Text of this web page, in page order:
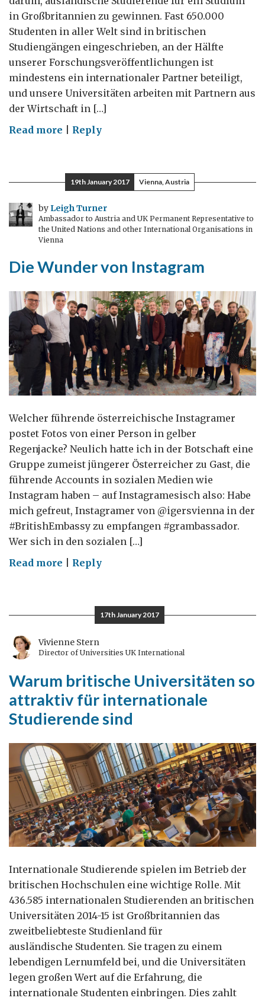
in Großbritannien zu gewinnen. Fast 650.000
Studenten in aller Welt sind in britischen
Studiengängen eingeschrieben, an der Hälfte
unserer Forschungsveröffent­lichungen ist
mindestens ein internationaler Partner beteiligt,
und unsere Universitäten arbeiten mit Partnern aus
der Wirtschaft in […]
Read more on
das
Jahr
2017
für
die
Universitäten
internationale
Austauschmöglichkeiten?
Reply
19th January 2017 Vienna, Austria
by Leigh Turner
Ambassador to Austria and UK Permanent Representative to
the United Nations and other International Organisations in
Vienna
Die Wunder von Instagram
Welcher führende österreichische Instagramer
postet Fotos von einer Person in gelber
Regenjacke? Neulich hatte ich in der Botschaft eine
Gruppe zumeist jüngerer Österreicher zu Gast, die
führende Accounts in sozialen Medien wie
Instagram haben – auf Instagramesisch also: Habe
mich gefreut, Instagramer von @igersvienna in der
#BritishEmbassy zu empfangen #grambassador.
Wer sich in den sozialen […]
Read more on
Instagram
Reply
17th January 2017
Vivienne Stern
Director of Universities UK International
Warum britische Universitäten so
attraktiv für internationale
Studierende sind
Internationale Studierende spielen im Betrieb der
britischen Hochschulen eine wichtige Rolle. Mit
436.585 internationalen Studierenden an britischen
Universitäten 2014-15 ist Großbritannien das
zweitbeliebteste Studienland für
ausländische Studenten. Sie tragen zu einem
lebendigen Lernumfeld bei, und die Universitäten
legen großen Wert auf die Erfahrung, die
internationale Studenten einbringen. Dies zahlt